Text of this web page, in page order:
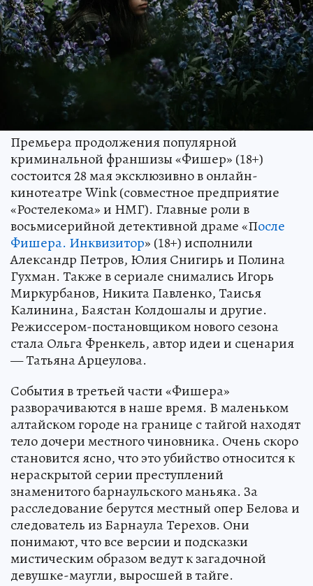
Премьера продолжения популярной
криминальной франшизы «Фишер» (18+)
состоится 28 мая эксклюзивно в онлайн-
кинотеатре Wink (совместное предприятие
«Ростелекома» и НМГ). Главные роли в
восьмисерийной детективной драме «После
Фишера. Инквизитор» (18+) исполнили
Александр Петров, Юлия Снигирь и Полина
Гухман. Также в сериале снимались Игорь
Миркурбанов, Никита Павленко, Таисья
Калинина, Баястан Колдошалы и другие.
Режиссером-постановщиком нового сезона
стала Ольга Френкель, автор идеи и сценария
— Татьяна Арцеулова.
События в третьей части «Фишера»
разворачиваются в наше время. В маленьком
алтайском городе на границе с тайгой находят
тело дочери местного чиновника. Очень скоро
становится ясно, что это убийство относится к
нераскрытой серии преступлений
знаменитого барнаульского маньяка. За
расследование берутся местный опер Белова и
следователь из Барнаула Терехов. Они
понимают, что все версии и подсказки
мистическим образом ведут к загадочной
девушке-маугли, выросшей в тайге.